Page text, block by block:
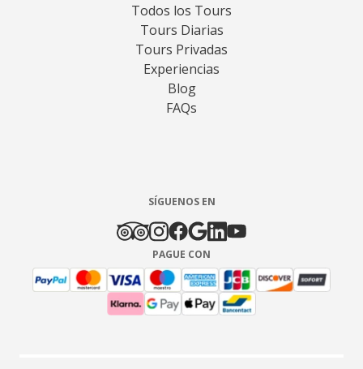
Todos los Tours
Tours Diarias
Tours Privadas
Experiencias
Blog
FAQs
SÍGUENOS EN
PAGUE CON